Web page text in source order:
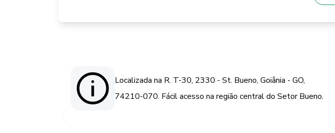
Localizada na R. T-30, 2330 - St. Bueno, Goiânia - GO,
74210-070. Fácil acesso na região central do Setor Bueno.